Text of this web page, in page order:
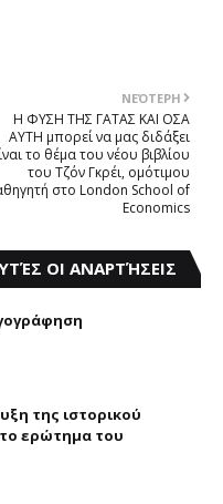
ΝΕΌΤΕΡΗ
Η ΦΥΣΗ ΤΗΣ ΓΑΤΑΣ ΚΑΙ ΟΣΑ
ΑΥΤΗ μπορεί να μας διδάξει
το θέμα του νέου βιβλίου
του Τζόν Γκρέι, ομότιμου
στο London School of
Economics
ΟΙ ΑΝΑΡΤΉΣΕΙΣ
της ιστορικού
ερώτημα του